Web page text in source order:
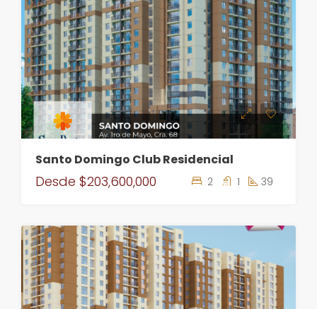
Santo Domingo Club Residencial
Desde $203,600,000 2 1 39